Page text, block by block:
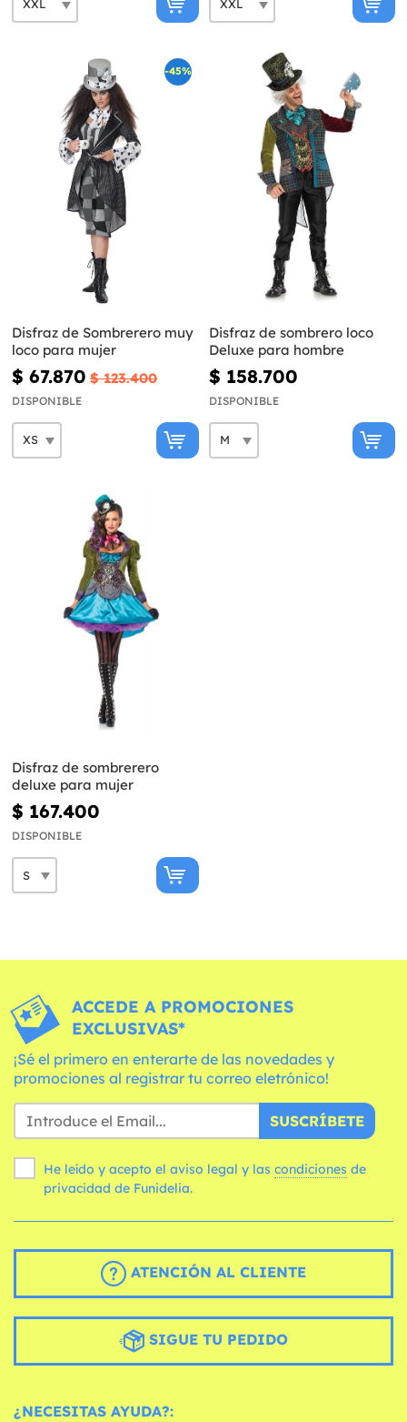
-45%
Disfraz de Sombrerero muy
loco para mujer
$ 67.870 $ 123.400
DISPONIBLE
Disfraz de sombrero loco
Deluxe para hombre
$ 158.700
DISPONIBLE
Disfraz de sombrerero
deluxe para mujer
$ 167.400
DISPONIBLE
ACCEDE A PROMOCIONES
EXCLUSIVAS*
¡Sé el primero en enterarte de las novedades y
promociones al registrar tu correo eletrónico!
SUSCRÍBETE
He leído y acepto el aviso legal y las condiciones
privacidad de Funidelia.
ATENCIÓN AL CLIENTE
SIGUE TU PEDIDO
¿NECESITAS AYUDA?: